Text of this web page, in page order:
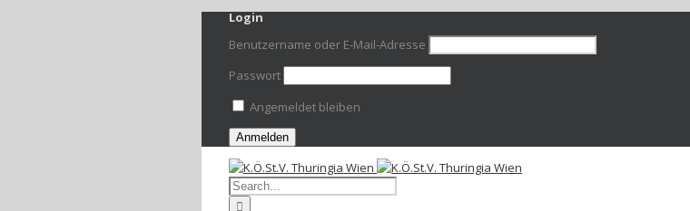
Login
Benutzername oder E-Mail-Adresse
Passwort
Angemeldet bleiben